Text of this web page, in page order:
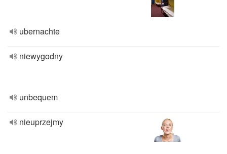
ubernachte
niewygodny
unbequem
nieuprzejmy